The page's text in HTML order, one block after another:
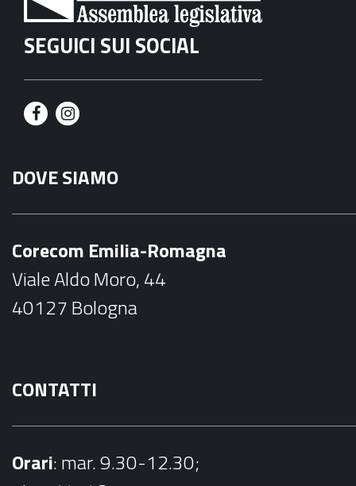
SEGUICI SUI SOCIAL
F
c
e
k
I
s
t
a
DOVE SIAMO
Corecom Emilia-Romagna
Viale Aldo Moro, 44
40127 Bologna
CONTATTI
Orari: mar. 9.30-12.30;